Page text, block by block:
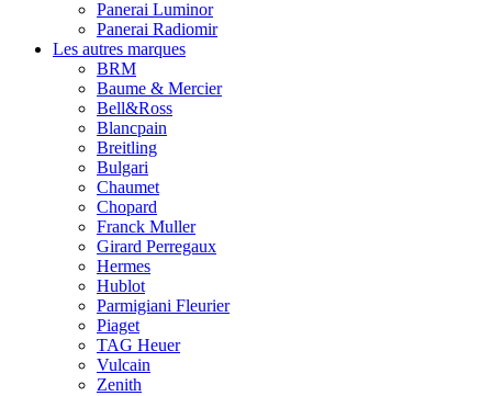
Panerai Luminor
Panerai Radiomir
Les autres marques
BRM
Baume & Mercier
Bell&Ross
Blancpain
Breitling
Bulgari
Chaumet
Chopard
Franck Muller
Girard Perregaux
Hermes
Hublot
Parmigiani Fleurier
Piaget
TAG Heuer
Vulcain
Zenith